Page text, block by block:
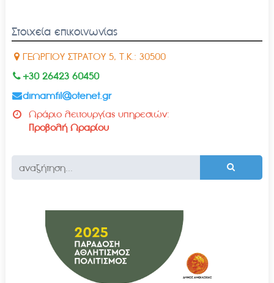
Στοιχεία επικοινωνίας
ΓΕΩΡΓΙΟΥ ΣΤΡΑΤΟΥ 5, Τ.Κ.: 30500
+30 26423 60450
dimamfil@otenet.gr
Ωράριο λειτουργίας υπηρεσιών:
Προβολή Ωραρίου